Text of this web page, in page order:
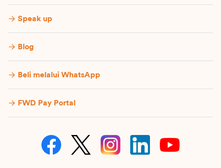
Speak up
Blog
Beli melalui WhatsApp
FWD Pay Portal